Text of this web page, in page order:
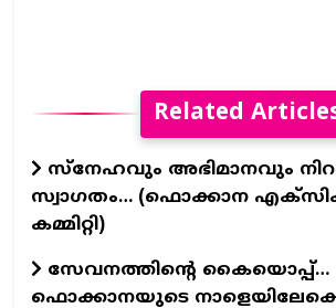
Related
സ്നേഹവും അഭിമാനവും
സ്വാഗതം… (ഫൊക്കാന
കമ്മിറ്റി)
സേവനത്തിന്റെ കൈയൊപ്പ്…
ഫൊക്കാനയുടെ